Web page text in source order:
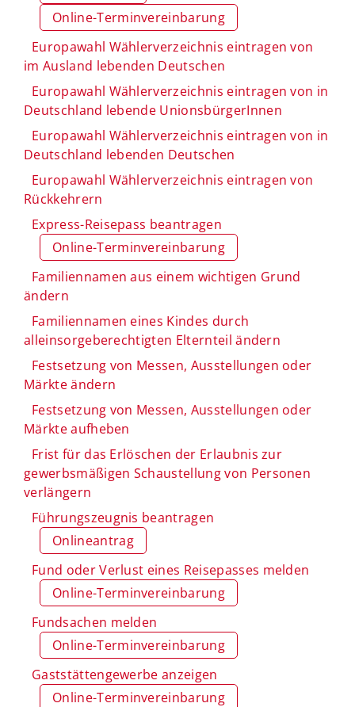
Online-Terminvereinbarung
Europawahl Wählerverzeichnis eintragen von
im Ausland lebenden Deutschen
Europawahl Wählerverzeichnis eintragen von in
Deutschland lebende UnionsbürgerInnen
Europawahl Wählerverzeichnis eintragen von in
Deutschland lebenden Deutschen
Europawahl Wählerverzeichnis eintragen von
Rückkehrern
Express-Reisepass beantragen
Online-Terminvereinbarung
Familiennamen aus einem wichtigen Grund
ändern
Familiennamen eines Kindes durch
alleinsorgeberechtigten Elternteil ändern
Festsetzung von Messen, Ausstellungen oder
Märkte ändern
Festsetzung von Messen, Ausstellungen oder
Märkte aufheben
Frist für das Erlöschen der Erlaubnis zur
gewerbsmäßigen Schaustellung von Personen
verlängern
Führungszeugnis beantragen
Onlineantrag
Fund oder Verlust eines Reisepasses melden
Online-Terminvereinbarung
Fundsachen melden
Online-Terminvereinbarung
Gaststättengewerbe anzeigen
Online-Terminvereinbarung